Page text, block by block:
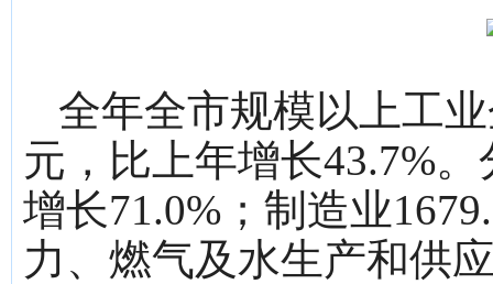
全年全市规模以上工
元，比上年增长43.7%
增长71.0%；制造业
力、燃气及水生产和供